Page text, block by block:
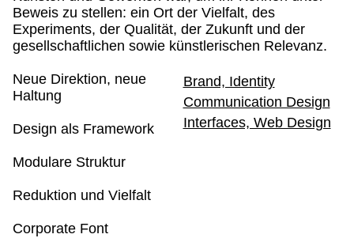
Beweis zu stellen: ein Ort der Vielfalt, des
Experiments, der Qualität, der Zukunft und der
gesellschaftlichen sowie künstlerischen Relevanz.
Neue Direktion, neue
Haltung
Design als Framework
Modulare Struktur
Reduktion und Vielfalt
Corporate Font
Brand, Identity
Communication Design
Interfaces, Web Design